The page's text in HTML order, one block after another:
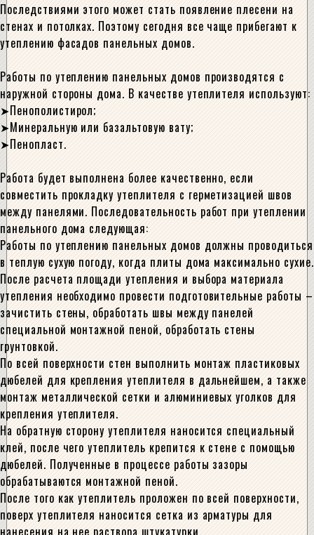
Последствиями этого может стать появление плесени на
стенах и потолках. Поэтому сегодня все чаще прибегают к
утеплению фасадов панельных домов.
Работы по утеплению панельных домов производятся с
наружной стороны дома. В качестве утеплителя используют:
Пенополистирол;
Минеральную или базальтовую вату;
Пенопласт.
Работа будет выполнена более качественно, если
совместить прокладку утеплителя с герметизацией швов
между панелями. Последовательность работ при утеплении
панельного дома следующая:
Работы по утеплению панельных домов должны проводиться
в теплую сухую погоду, когда плиты дома максимально сухие.
После расчета площади утепления и выбора материала
утепления необходимо провести подготовительные работы –
зачистить стены, обработать швы между панелей
специальной монтажной пеной, обработать стены
грунтовкой.
По всей поверхности стен выполнить монтаж пластиковых
дюбелей для крепления утеплителя в дальнейшем, а также
монтаж металлической сетки и алюминиевых уголков для
крепления утеплителя.
На обратную сторону утеплителя наносится специальный
клей, после чего утеплитель крепится к стене с помощью
дюбелей. Полученные в процессе работы зазоры
обрабатываются монтажной пеной.
После того как утеплитель проложен по всей поверхности,
поверх утеплителя наносится сетка из арматуры для
нанесения на нее раствора штукатурки.